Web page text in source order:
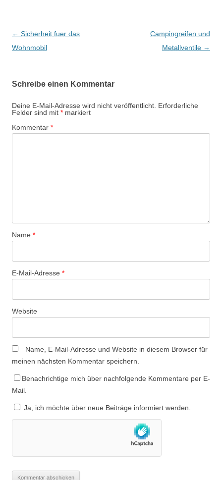
Beitragsnavigation
← Sicherheit fuer das
Wohnmobil
Campingreifen und
Metallventile →
Schreibe einen Kommentar
Deine E-Mail-Adresse wird nicht veröffentlicht. Erforderliche
Felder sind mit * markiert
Kommentar *
Name *
E-Mail-Adresse *
Website
Name, E-Mail-Adresse und Website in diesem Browser für
meinen nächsten Kommentar speichern.
Benachrichtige mich über nachfolgende Kommentare per E-
Mail.
Ja, ich möchte über neue Beiträge informiert werden.